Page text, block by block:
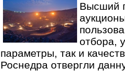
Высший
отбора,
параметры, так и
Роснедра отвергли